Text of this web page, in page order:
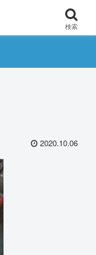
2020.10.06
検索